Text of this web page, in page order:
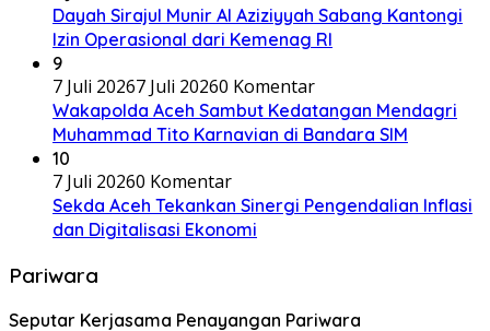
Dayah Sirajul Munir Al Aziziyyah Sabang Kantongi
Izin Operasional dari Kemenag RI
9
7 Juli 20267 Juli 20260 Komentar
Wakapolda Aceh Sambut Kedatangan Mendagri
Muhammad Tito Karnavian di Bandara SIM
10
7 Juli 20260 Komentar
Sekda Aceh Tekankan Sinergi Pengendalian Inflasi
dan Digitalisasi Ekonomi
Pariwara
Seputar Kerjasama Penayangan Pariwara